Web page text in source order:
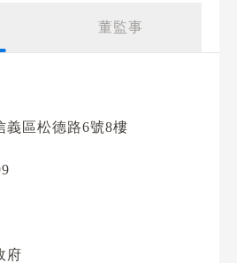
董監事
義區松德路6號8樓
府